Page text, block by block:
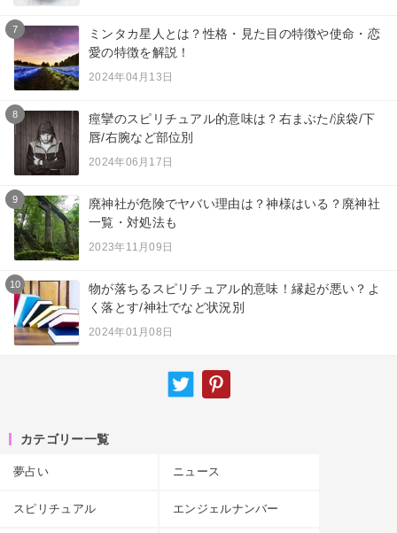
7
ミンタカ星人とは？性格・見た目の特徴や使命・恋
愛の特徴を解説！
2024年04月13日
8
痙攣のスピリチュアル的意味は？右まぶた/涙袋/下
唇/右腕など部位別
2024年06月17日
9
廃神社が危険でヤバい理由は？神様はいる？廃神社
一覧・対処法も
2023年11月09日
10
物が落ちるスピリチュアル的意味！縁起が悪い？よ
く落とす/神社でなど状況別
2024年01月08日
カテゴリー一覧
夢占い ニュース
スピリチュアル エンジェルナンバー